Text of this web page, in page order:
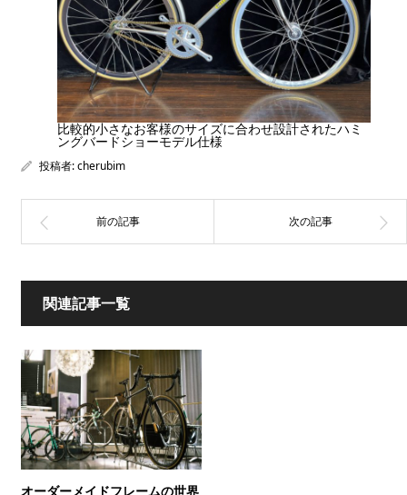
比較的小さなお客様のサイズに合わせ設計されたハミ
ングバードショーモデル仕様
投稿者:cherubim
関連記事一覧
オーダーメイドフレームの世界